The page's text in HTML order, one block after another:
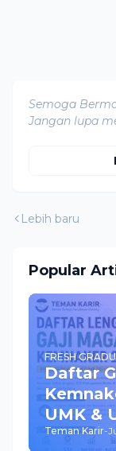
Semoga
Jangan lupa
Lebih baru
Popular
FRESH
Daftar
UMK &
Teman Karir-